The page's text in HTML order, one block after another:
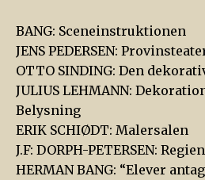
BANG: Sceneinstruktionen
JENS PEDERSEN:
OTTO SINDING: Den
JULIUS LEHMANN:
Belysning
ERIK SCHIØDT: Malersalen
J.F: DORPH-PETERSEN: Regien
HERMAN BANG: “Elever